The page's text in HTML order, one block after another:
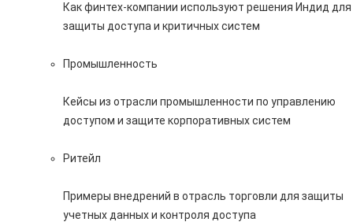
Как финтех-компании используют решения Индид для
защиты доступа и критичных систем
Промышленность
Кейсы из отрасли промышленности по управлению
доступом и защите корпоративных систем
Ритейл
Примеры внедрений в отрасль торговли для защиты
учетных данных и контроля доступа